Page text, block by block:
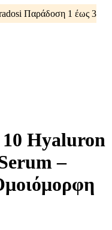
Παράδοση 1 έως 3
Hyaluron
–